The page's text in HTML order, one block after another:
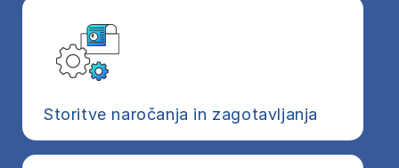
Storitve naročanja in zagotavljanja